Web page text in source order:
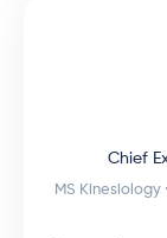
Chief
MS Kinesiology